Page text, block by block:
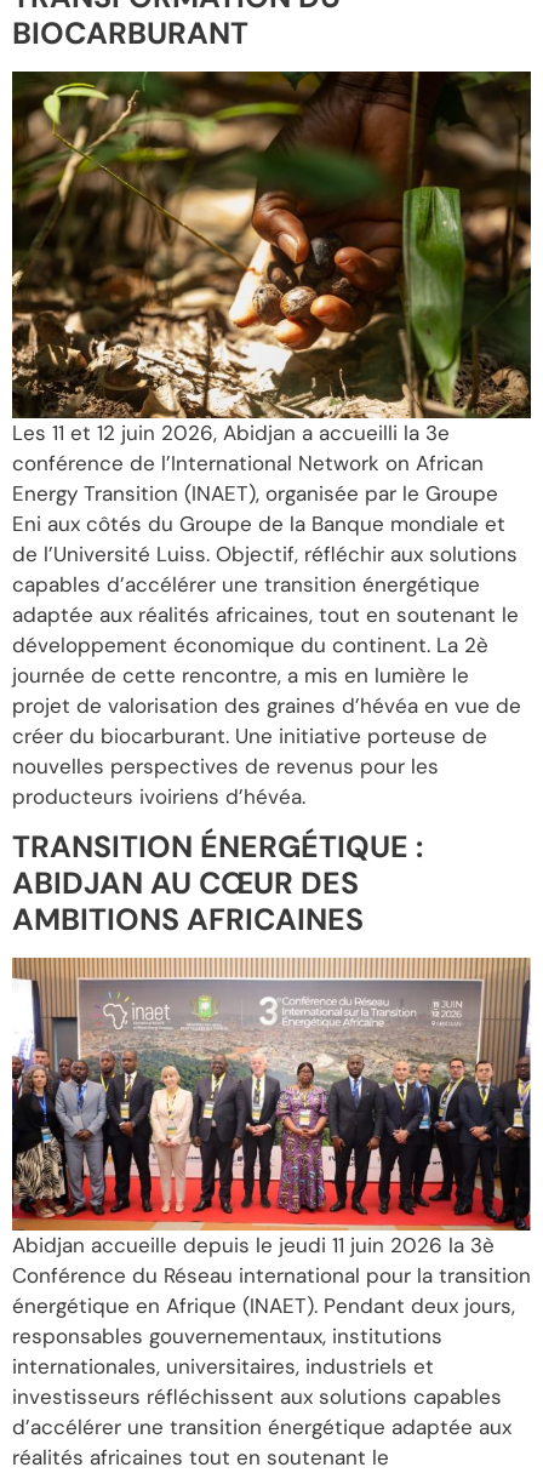
BIOCARBURANT
Les 11 et 12 juin 2026, Abidjan a accueilli la 3e
conférence de l’International Network on African
Energy Transition (INAET), organisée par le Groupe
Eni aux côtés du Groupe de la Banque mondiale et
de l’Université Luiss. Objectif, réfléchir aux solutions
capables d’accélérer une transition énergétique
adaptée aux réalités africaines, tout en soutenant le
développement économique du continent. La 2è
journée de cette rencontre, a mis en lumière le
projet de valorisation des graines d’hévéa en vue de
créer du biocarburant. Une initiative porteuse de
nouvelles perspectives de revenus pour les
producteurs ivoiriens d’hévéa.
TRANSITION ÉNERGÉTIQUE :
ABIDJAN AU CŒUR DES
AMBITIONS AFRICAINES
Abidjan accueille depuis le jeudi 11 juin 2026 la 3è
Conférence du Réseau international pour la transition
énergétique en Afrique (INAET). Pendant deux jours,
responsables gouvernementaux, institutions
internationales, universitaires, industriels et
investisseurs réfléchissent aux solutions capables
d’accélérer une transition énergétique adaptée aux
réalités africaines tout en soutenant le